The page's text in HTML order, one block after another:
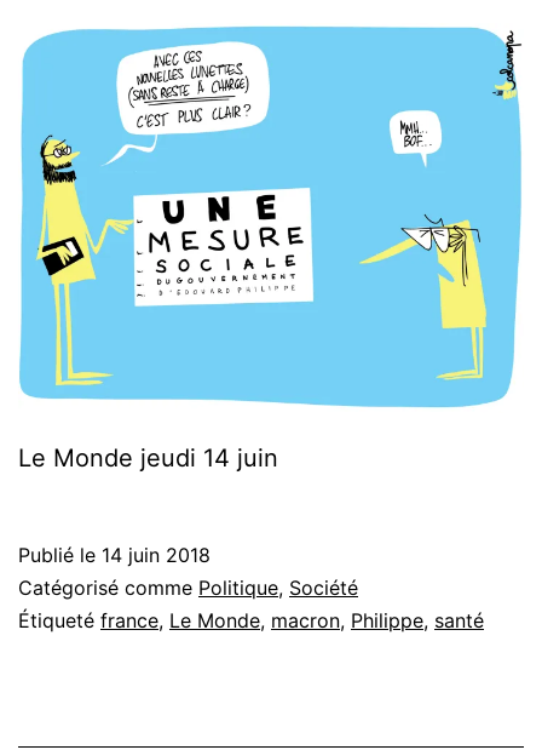
Le Monde jeudi 14 juin
Publié le 14 juin 2018
Catégorisé comme Politique, Société
Étiqueté france, Le Monde, macron, Philippe, santé